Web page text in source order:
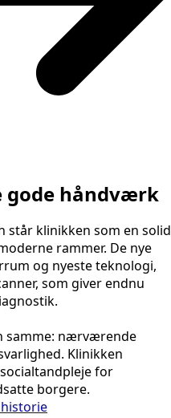
gode håndværk
står klinikken som en solid
rammer. De nye
og nyeste teknologi,
som giver endnu
samme: nærværende
Klinikken
for
borgere.